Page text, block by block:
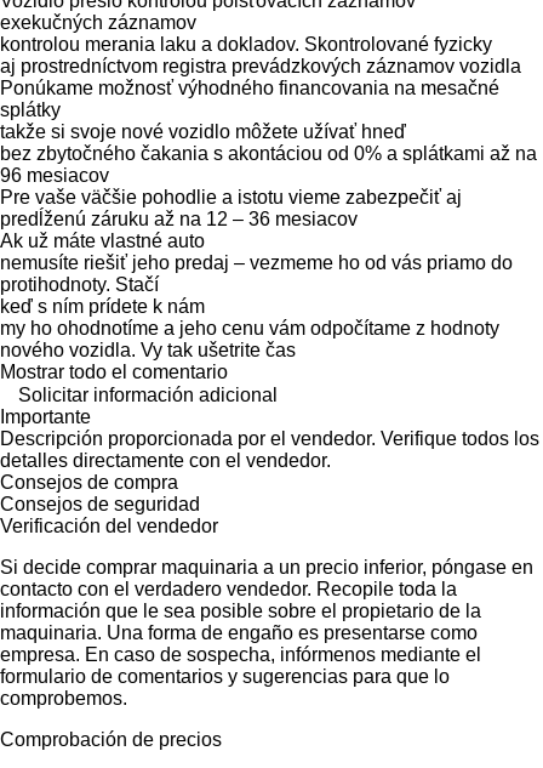
exekučných záznamov
kontrolou merania laku a dokladov. Skontrolované fyzicky
aj prostredníctvom registra prevádzkových záznamov vozidla
Ponúkame možnosť výhodného financovania na mesačné
splátky
takže si svoje nové vozidlo môžete užívať hneď
bez zbytočného čakania s akontáciou od 0% a splátkami až na
96 mesiacov
Pre vaše väčšie pohodlie a istotu vieme zabezpečiť aj
predĺženú záruku až na 12 – 36 mesiacov
Ak už máte vlastné auto
nemusíte riešiť jeho predaj – vezmeme ho od vás priamo do
protihodnoty. Stačí
keď s ním prídete k nám
my ho ohodnotíme a jeho cenu vám odpočítame z hodnoty
nového vozidla. Vy tak ušetrite čas
Mostrar todo el comentario
Solicitar información adicional
Importante
Descripción proporcionada por el vendedor. Verifique todos los
detalles directamente con el vendedor.
Consejos de compra
Consejos de seguridad
Verificación del vendedor
Si decide comprar maquinaria a un precio inferior, póngase en
contacto con el verdadero vendedor. Recopile toda la
información que le sea posible sobre el propietario de la
maquinaria. Una forma de engaño es presentarse como
empresa. En caso de sospecha, infórmenos mediante el
formulario de comentarios y sugerencias para que lo
comprobemos.
Comprobación de precios